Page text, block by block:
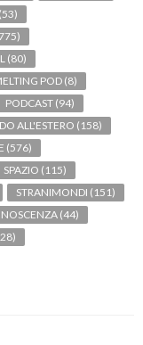
(53)
(80)
POD(8)
PODCAST (94)
ALL'ESTERO (158)
(576)
SPAZIO (115)
STRANIMONDI (151)
(44)